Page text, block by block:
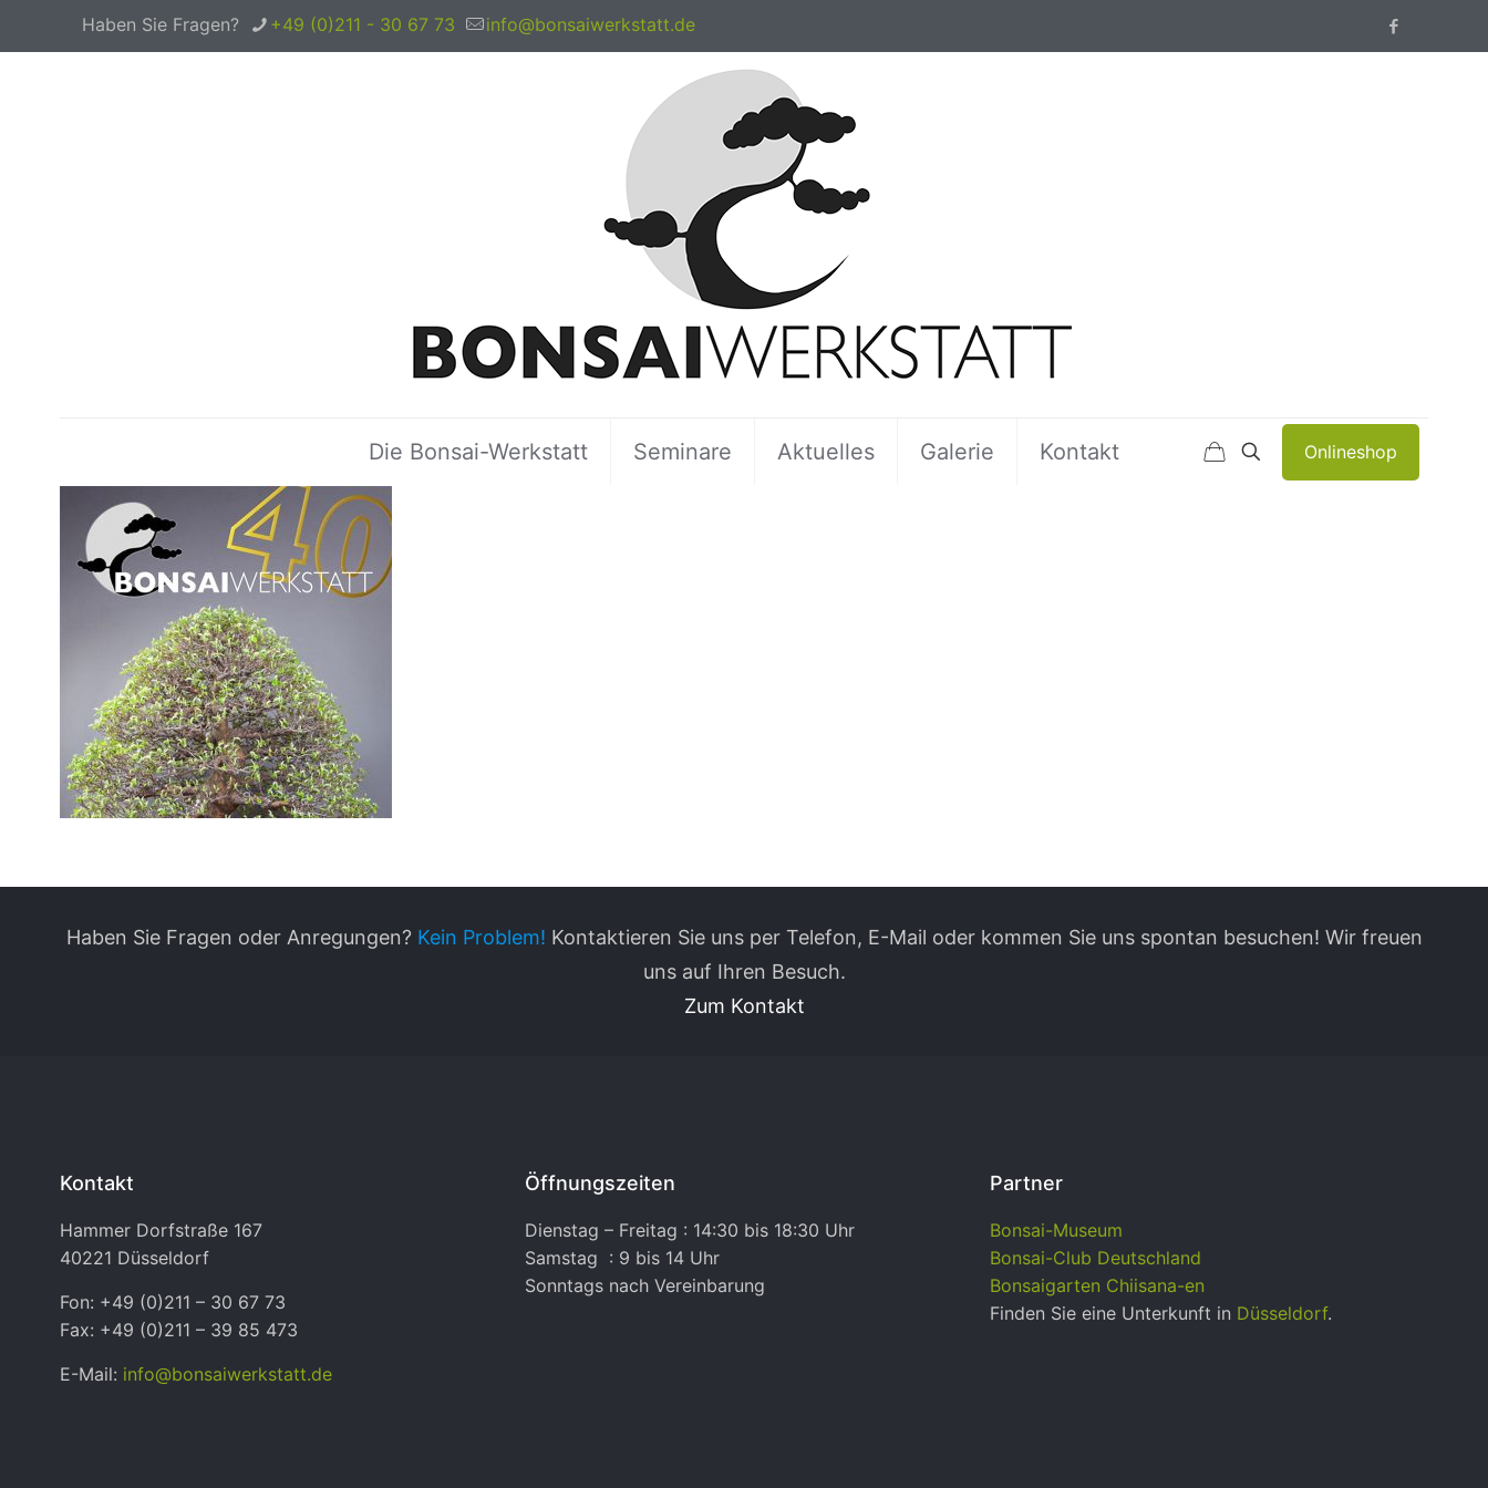
Haben Sie Fragen? +49 (0)211 - 30 67 73 info@bonsaiwerkstatt.de
Die Bonsai-Werkstatt Seminare Aktuelles Galerie Kontakt Onlineshop
Haben Sie Fragen oder Anregungen? Kein Problem! Kontaktieren Sie uns per Telefon, E-Mail oder kommen Sie uns spontan besuchen! Wir freuen
uns auf Ihren Besuch.
Zum Kontakt
Kontakt
Hammer Dorfstraße 167
40221 Düsseldorf
Fon: +49 (0)211 – 30 67 73
Fax: +49 (0)211 – 39 85 473
E-Mail: info@bonsaiwerkstatt.de
Öffnungszeiten
Dienstag – Freitag : 14:30 bis 18:30 Uhr
Samstag : 9 bis 14 Uhr
Sonntags nach Vereinbarung
Partner
Bonsai-Museum
Bonsai-Club Deutschland
Bonsaigarten Chiisana-en
Finden Sie eine Unterkunft in Düsseldorf.